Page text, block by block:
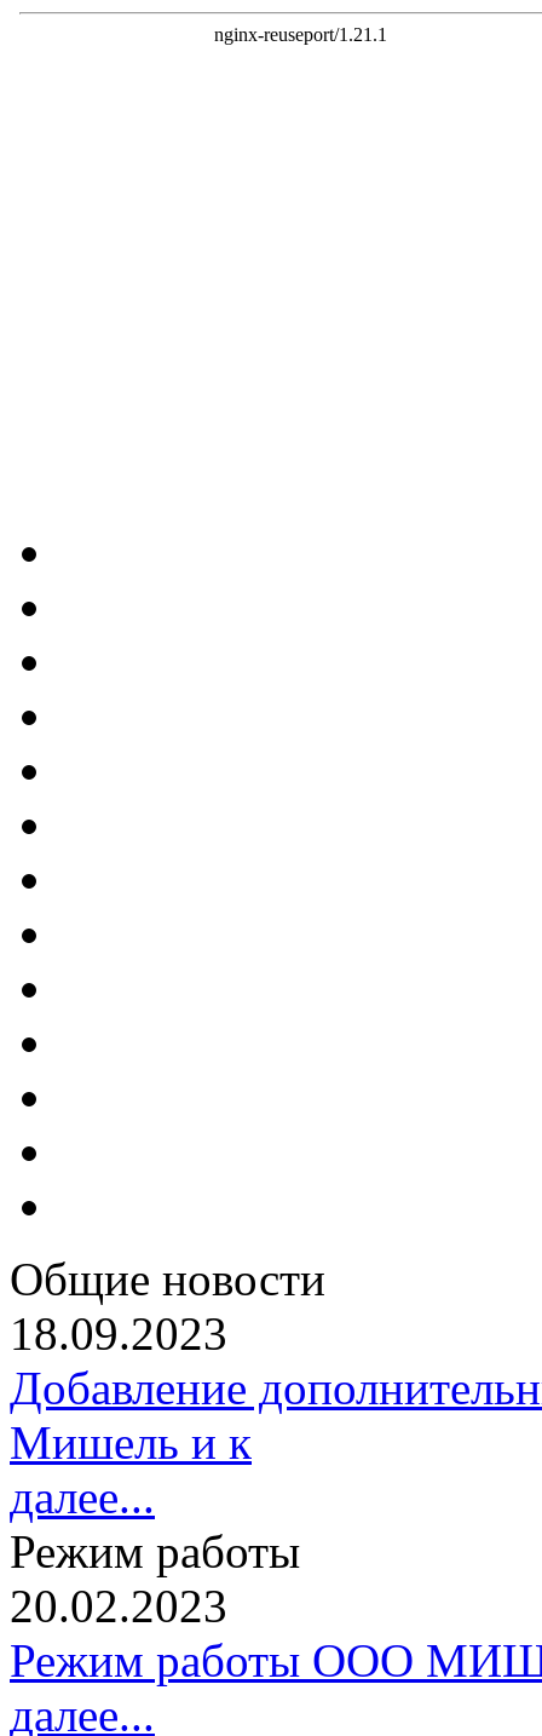
Общие новости
18.09.2023
Добавление
Мишель и к
далее...
Режим работы
20.02.2023
Режим работы ООО
далее...